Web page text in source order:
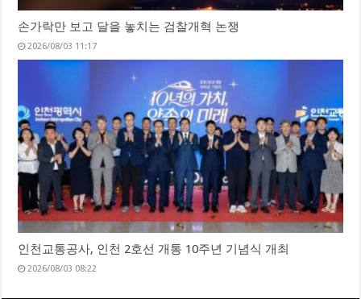
손가락만 보고 달을 놓치는 검찰개혁 논쟁
2026/08/03 11:17
인천교통공사, 인천 2호선 개통 10주년 기념식 개최
2026/08/03 08:22